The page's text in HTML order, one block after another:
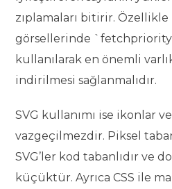
zıplamaları bitirir. Özellikle
görsellerinde
kullanılarak en önemli
indirilmesi sağlanmalıdır.
SVG kullanımı ise ikonlar
vazgeçilmezdir. Piksel
SVG’ler kod tabanlıdır ve
küçüktür. Ayrıca CSS ile